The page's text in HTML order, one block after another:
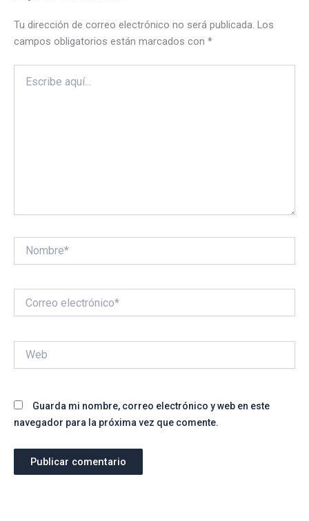
Tu dirección de correo electrónico no será publicada. Los
campos obligatorios están marcados con *
aquí...
electrónico*
Guarda mi nombre, correo electrónico y web en este
navegador para la próxima vez que comente.